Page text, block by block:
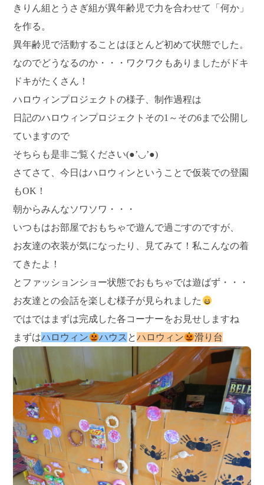
きりん組とうさぎ組が異年齢児で力を合わせて「何か」
を作る。
異年齢児で活動することはほとんど初めて状態でした。
なのでどうなるのか・・・ワクワクもありましたがドキ
ドキがたくさん！
ハロウィンプロジェクトの様子、制作過程は
日記のハロウィンプロジェクトその1～その6まで公開し
ていますので
そちらも是非ご覧ください(●’◡’●)
さてさて、今日はハロウィンということで仮装での登園
もOK！
朝からみんなソワソワ・・・
いつもはお部屋でおもちゃで遊んで過ごすのですが、
お友達の衣装が気になったり、見てみて！私こんなの着
てきたよ！
とファッションショー状態でおもちゃでは遊ばず・・・
お友達との会話を楽しむ様子が見られました
ではではまずは完成した各コーナーをお見せしますね
まずはハロウィン ハウス とハロウィン 滑り台